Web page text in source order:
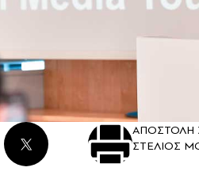
ΑΠΟΣΤΟΛΗ
ΣΤΕΛΙΟΣ